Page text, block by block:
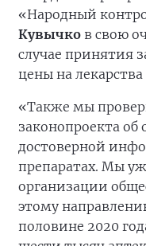
«Народный
Кувычко в свою
случае принятия
цены на лекарства
«Также мы
законопроекта об
достоверной
препаратах. Мы
организации
этому
половине 2020